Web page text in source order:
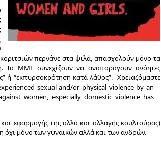
περνάνε στα ψιλά, απασχολούν μόνο τα
Τα ΜΜΕ συνεχίζουν να αναπαράγουν ανόητες
ή “εκπυρσοκρότηση κατά λάθος”. Χρειαζόμαστε
εφαρμογής της αλλά και αλλαγής κουλτούρας)
όχι μόνο των γυναικών αλλά και των ανδρών.